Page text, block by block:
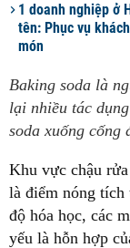
1 doanh nghiệp ở
tên: Phục vụ
món
Baking soda là
lại nhiều tác
soda xuống cống
Khu vực chậu
là điểm nóng
độ hóa học, các
yếu là hỗn hợp